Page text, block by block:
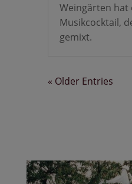
Weingärten hat
Musikcocktail,
gemixt.
« Older Entries